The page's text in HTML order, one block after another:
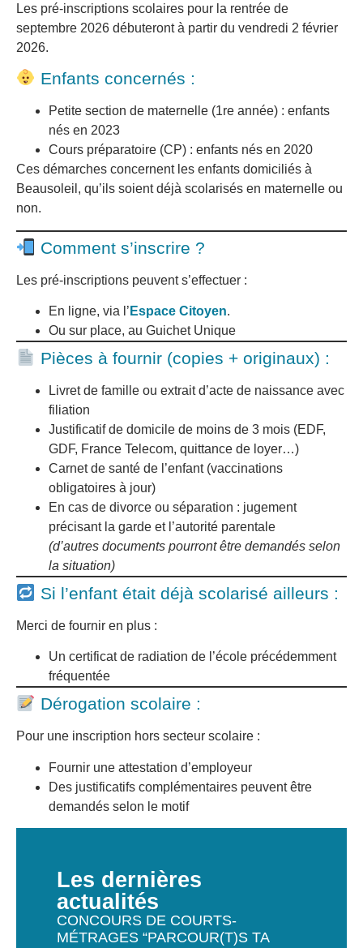
Les pré-inscriptions scolaires pour la rentrée de
septembre 2026 débuteront à partir du vendredi 2 février
2026.
Enfants concernés :
Petite section de maternelle (1re année) : enfants
nés en 2023
Cours préparatoire (CP) : enfants nés en 2020
Ces démarches concernent les enfants domiciliés à
Beausoleil, qu’ils soient déjà scolarisés en maternelle ou
non.
Comment s’inscrire ?
Les pré-inscriptions peuvent s’effectuer :
En ligne, via l’ Espace Citoyen.
Ou sur place, au Guichet Unique
Pièces à fournir (copies + originaux) :
Livret de famille ou extrait d’acte de naissance avec
filiation
Justificatif de domicile de moins de 3 mois (EDF,
GDF, France Telecom, quittance de loyer…)
Carnet de santé de l’enfant (vaccinations
obligatoires à jour)
En cas de divorce ou séparation : jugement
précisant la garde et l’autorité parentale
(d’autres documents pourront être demandés selon
la situation)
Si l’enfant était déjà scolarisé ailleurs :
Merci de fournir en plus :
Un certificat de radiation de l’école précédemment
fréquentée
Dérogation scolaire :
Pour une inscription hors secteur scolaire :
Fournir une attestation d’employeur
Des justificatifs complémentaires peuvent être
demandés selon le motif
Les dernières
actualités
CONCOURS DE COURTS-
MÉTRAGES “PARCOUR(T)S TA